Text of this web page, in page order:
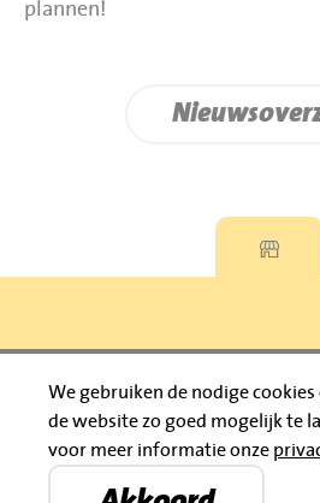
plannen!
Bruïneplein
© 2026 Jumbo
IBAN: NL92 RABO
We gebruiken de nodige cookies
de website zo goed mogelijk te
voor meer informatie onze